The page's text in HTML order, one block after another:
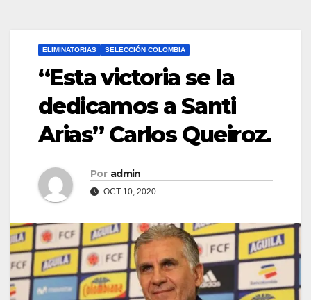
ELIMINATORIAS SELECCIÓN COLOMBIA
“Esta victoria se la
dedicamos a Santi
Arias” Carlos Queiroz.
Por admin
OCT 10, 2020